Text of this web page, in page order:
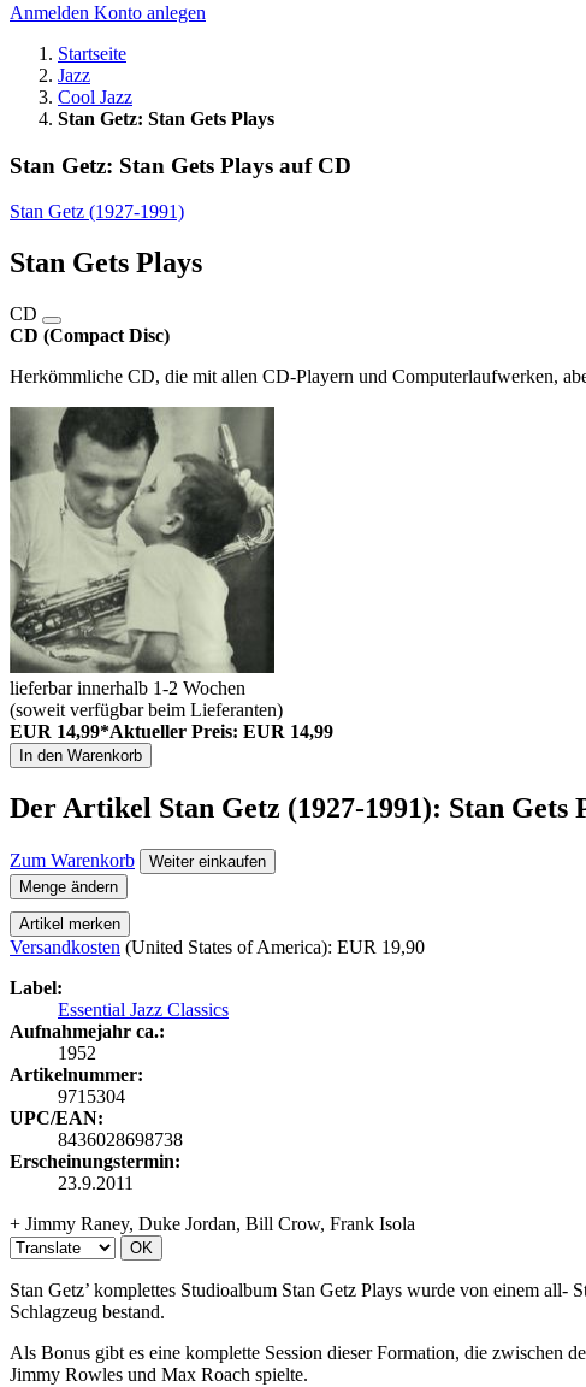
Anmelden Konto anlegen
Startseite
Jazz
Cool Jazz
Stan Getz: Stan Gets Plays
Stan Getz: Stan Gets Plays auf CD
Stan Getz (1927-1991)
Stan Gets Plays
CD
CD (Compact Disc)
Herkömmliche CD, die mit allen CD-Playern und Computerlaufwerken,
lieferbar innerhalb 1-2 Wochen
(soweit verfügbar beim Lieferanten)
EUR 14,99*Aktueller Preis: EUR 14,99
In den Warenkorb
Der Artikel Stan Getz (1927-1991): Stan Gets
Zum Warenkorb
Weiter einkaufen
Menge ändern
Artikel merken
Versandkosten (United States of America): EUR 19,90
Label:
Essential Jazz Classics
Aufnahmejahr ca.:
1952
Artikelnummer:
9715304
UPC/EAN:
8436028698738
Erscheinungstermin:
23.9.2011
+ Jimmy Raney, Duke Jordan, Bill Crow, Frank Isola
OK
Stan Getz’ komplettes Studioalbum Stan Getz Plays wurde von einem
Schlagzeug bestand.
Als Bonus gibt es eine komplette Session dieser Formation, die zwischen
Jimmy Rowles und Max Roach spielte.